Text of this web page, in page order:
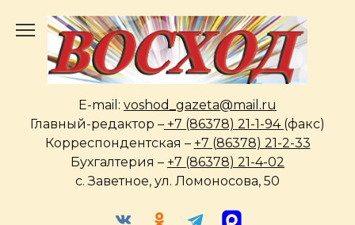
содержанию
E-mail: voshod_gazeta@mail.ru
Главный-редактор – +7 (86378) 21-1-94 (факс)
Корреспондентская – +7 (86378) 21-2-33
Бухгалтерия – +7 (86378) 21-4-02
с. Заветное, ул. Ломоносова, 50